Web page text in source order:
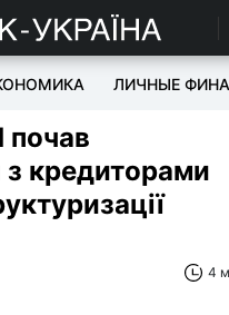
ЛИЧНЫЕ
почав
з кредиторами
4